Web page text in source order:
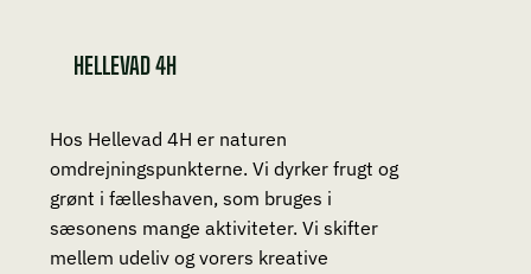
HELLEVAD 4H
Hos Hellevad 4H er naturen
omdrejningspunkterne. Vi dyrker frugt og
grønt i fælleshaven, som bruges i
sæsonens mange aktiviteter. Vi skifter
mellem udeliv og vorers kreative